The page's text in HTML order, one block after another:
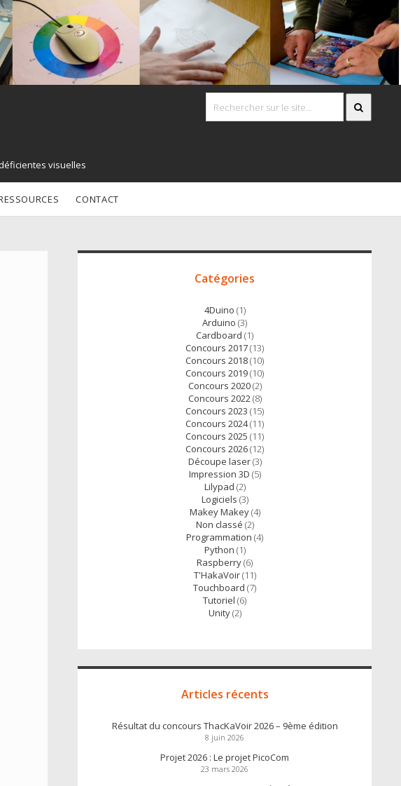
visuelles
CONTACT
Accès
Catégories
4Duino (1)
Arduino (3)
Cardboard (1)
Concours 2017(13)
Concours 2018(10)
Concours 2019(10)
Concours 2020(2)
Concours 2022(8)
Concours 2023 (15)
Concours 2024(11)
Concours 2025 (11)
Concours 2026(12)
Découpe laser(3)
Impression 3D (5)
Lilypad (2)
Logiciels (3)
Makey Makey(4)
Non classé (2)
Programmation (4)
Python (1)
Raspberry(6)
T'HakaVoir(11)
Touchboard (7)
Tutoriel (6)
Unity(2)
Articles récents
Résultat du concours ThacKaVoir 2026 – 9ème édition
8 juin 2026
Projet 2026 : Le projet PicoCom
23 mars 2026